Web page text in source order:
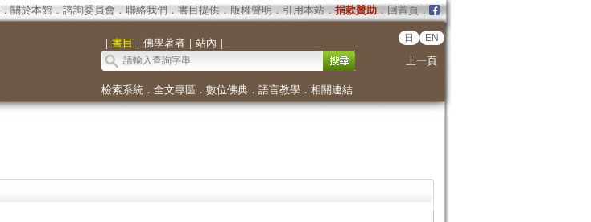
． 關於本館． 諮詢委員會． 聯絡我們 ． 書目提供． 版權聲明 ． 引用本站． 捐款贊助．回首頁．
｜ 書目 ｜ 佛學著者｜ 站內 ｜ 日 EN
上一頁
檢索系統． 全文專區 ． 數位佛典． 語言教學． 相關連結